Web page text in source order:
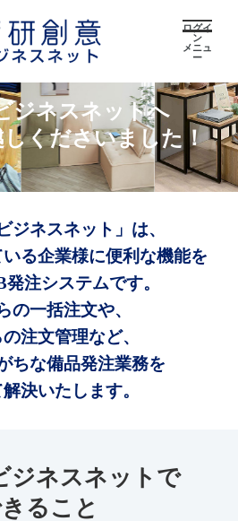
ログイ
ン
メニュ
ー
ジネスネットへ
くださいました！
ジネスネット」は、
る企業様に便利な機能を
注システムです。
の一括注文や、
注文管理など、
ちな備品発注業務を
決いたします。
ジネスネットで
ること